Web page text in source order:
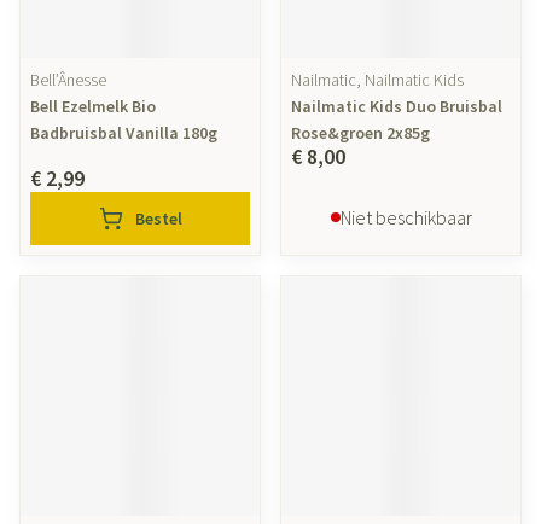
Bell’Ânesse
Bell Ezelmelk Bio
Badbruisbal Vanilla 180g
€ 2,99
Bestel
Nailmatic, Nailmatic Kids
Nailmatic Kids Duo Bruisbal
Rose&groen 2x85g
€ 8,00
Niet beschikbaar